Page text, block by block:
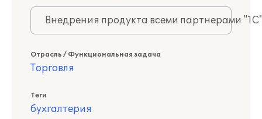
Внедрения продукта всеми партнерами
Отрасль / Функциональная задача
Торговля
Теги
бухгалтерия